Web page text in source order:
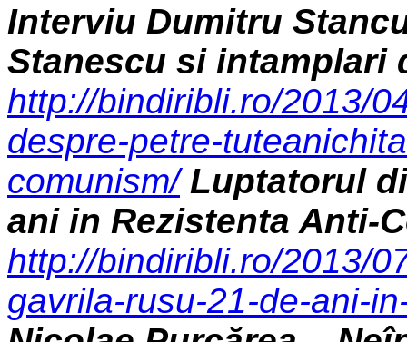
Interviu Dumitru
Stanescu si intamplari
http://bindiribli.ro/2013/
despre-petre-
comunism/ Luptatorul
ani in Rezistenta Anti-
http://bindiribli.ro/2013/
gavrila-rusu-21-de-ani-